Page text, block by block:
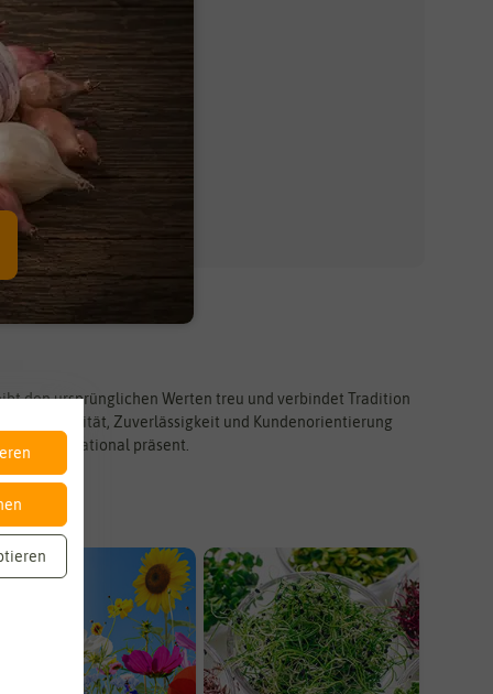
den ursprünglichen Werten treu und verbindet Tradition
an. Qualität, Zuverlässigkeit und Kundenorientierung
international präsent.